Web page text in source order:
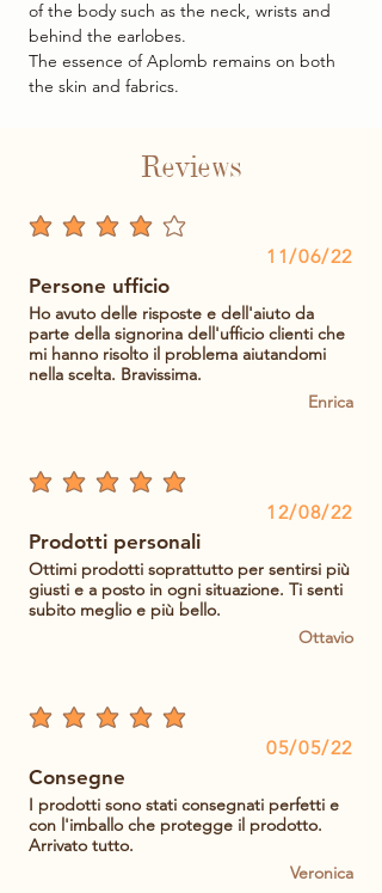
of the body such as the neck, wrists and
behind the earlobes.
The essence of Aplomb remains on both
the skin and fabrics.
Reviews
average rating is 4 out of 5
11/06/22
Persone ufficio
Ho avuto delle risposte e dell'aiuto da
parte della signorina dell'ufficio clienti che
mi hanno risolto il problema aiutandomi
nella scelta. Bravissima.
Enrica
average rating is 5 out of 5
12/08/22
Prodotti personali
Ottimi prodotti soprattutto per sentirsi più
giusti e a posto in ogni situazione. Ti senti
subito meglio e più bello.
Ottavio
average rating is 5 out of 5
05/05/22
Consegne
I prodotti sono stati consegnati perfetti e
con l'imballo che protegge il prodotto.
Arrivato tutto.
Veronica